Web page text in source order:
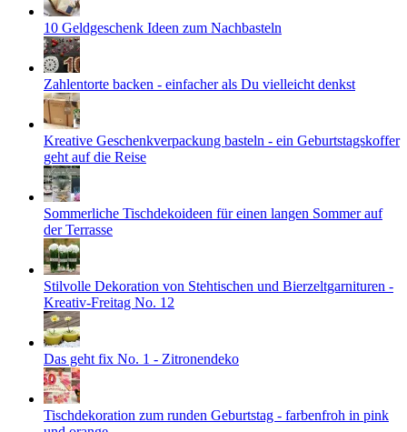
10 Geldgeschenk Ideen zum Nachbasteln
Zahlentorte backen - einfacher als Du vielleicht denkst
Kreative Geschenkverpackung basteln - ein Geburtstagskoffer
geht auf die Reise
Sommerliche Tischdekoideen für einen langen Sommer auf
der Terrasse
Stilvolle Dekoration von Stehtischen und Bierzeltgarnituren -
Kreativ-Freitag No. 12
Das geht fix No. 1 - Zitronendeko
Tischdekoration zum runden Geburtstag - farbenfroh in pink